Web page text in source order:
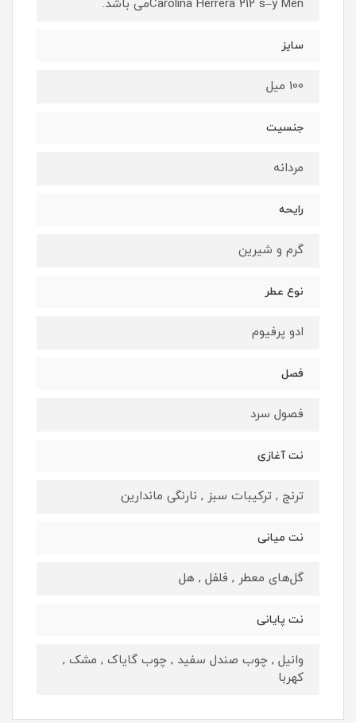
Carolina Herrera 212 s–y Menمی باشد.
سایز
100 میل
جنسیت
مردانه
رایحه
گرم و شیرین
نوع عطر
ادو پرفیوم
فصل
فصول سرد
نت آغازی
ترنج , ترکیبات سبز , نارنگی ماندارین
نت میانی
گل‌های معطر , فلفل , هل
نت پایانی
وانیل , چوب صندل سفید , چوب گایاک , مشک ,
کهربا